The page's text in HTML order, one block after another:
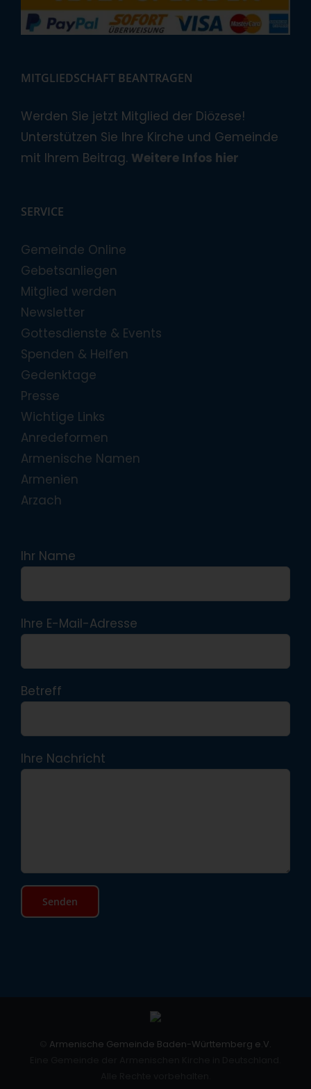
MITGLIEDSCHAFT BEANTRAGEN
Werden Sie jetzt Mitglied der Diözese!
Unterstützen Sie Ihre Kirche und Gemeinde
mit Ihrem Beitrag. Weitere Infos hier
SERVICE
Gemeinde Online
Gebetsanliegen
Mitglied werden
Newsletter
Gottesdienste & Events
Spenden & Helfen
Gedenktage
Presse
Wichtige Links
Anredeformen
Armenische Namen
Armenien
Arzach
Ihr Name
Ihre E-Mail-Adresse
Betreff
Ihre Nachricht
Armenische Gemeinde Baden-Württemberg e.V.